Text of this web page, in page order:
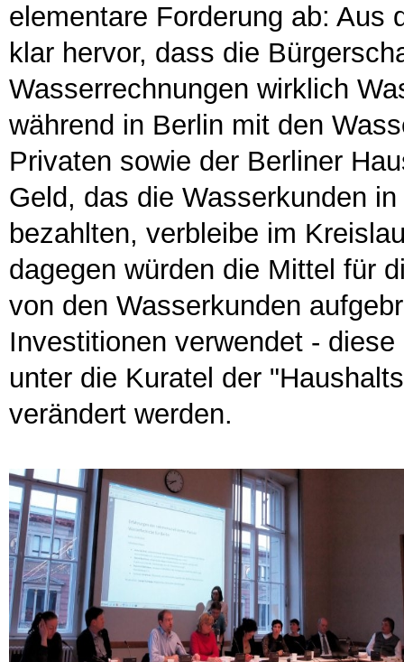
elementare Forderung ab: Aus
klar hervor, dass die
Wasserrechnungen wirklich
während in Berlin mit den
Privaten sowie der Berliner
Geld, das die Wasserkunden
bezahlten, verbleibe im
dagegen würden die Mittel für
von den Wasserkunden
Investitionen verwendet -
unter die Kuratel der
verändert werden.